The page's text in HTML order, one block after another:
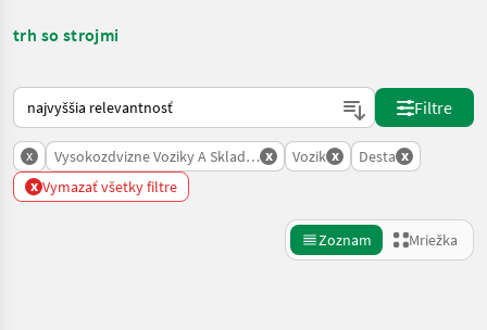
trh so strojmi
Takto sa vykonáva triedenie na Landwirt.com
Filtre
x Vysokozdvizne Voziky A Skladova Technika
x Vozik x Desta x
x Vymazať všetky filtre
Zoznam Mriežka